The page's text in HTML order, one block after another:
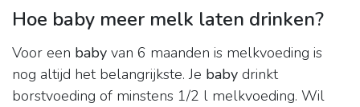
Hoe baby meer melk laten drinken?
Voor een baby van 6 maanden is melkvoeding is
nog altijd het belangrijkste. Je baby drinkt
borstvoeding of minstens 1/2 l melkvoeding. Wil